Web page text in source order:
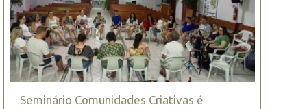
Seminário Comunidades Criativas é